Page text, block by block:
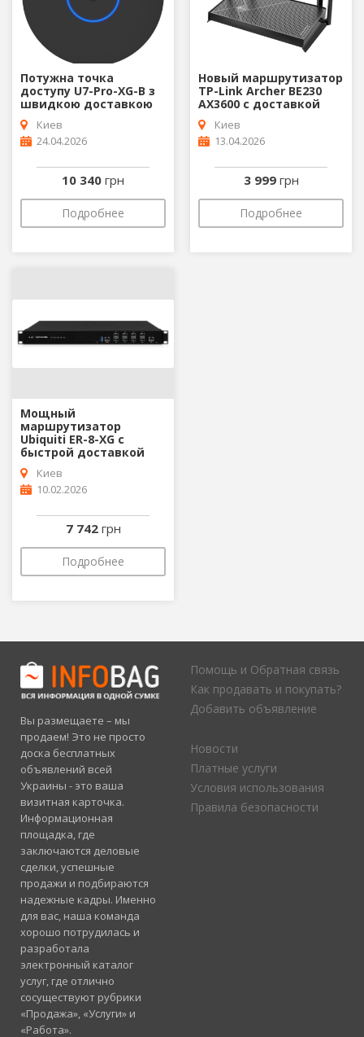
Потужна точка
доступу U7-Pro-XG-B з
швидкою доставкою
Киев
24.04.2026
10 340 грн
Подробнее
Новый маршрутизатор
TP-Link Archer BE230
AX3600 с доставкой
Киев
13.04.2026
3 999 грн
Подробнее
Мощный
маршрутизатор
Ubiquiti ER-8-XG с
быстрой доставкой
Киев
10.02.2026
7 742 грн
Подробнее
Вы размещаете – мы
продаем! Это не просто
доска бесплатных
объявлений всей
Украины - это ваша
визитная карточка.
Информационная
площадка, где
заключаются деловые
сделки, успешные
продажи и подбираются
надежные кадры. Именно
для вас, наша команда
хорошо потрудилась и
разработала
электронный каталог
услуг, где отлично
сосуществуют рубрики
«Продажа», «Услуги» и
«Работа».
Помощь и Обратная связь
Как продавать и покупать?
Добавить объявление
Новости
Платные услуги
Условия использования
Правила безопасности